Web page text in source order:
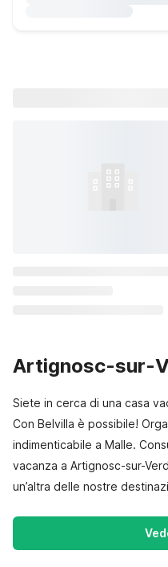
Artignosc-sur-
Siete in cerca di una casa
Con Belvilla è possibile!
indimenticabile a Malle.
vacanza a Artignosc-sur-
un’altra delle nostre